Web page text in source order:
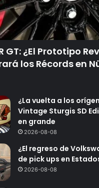
GT: ¿El Prototipo
los Récords en
¿La vuelta a los
Vintage Sturgis SD
en grande
2026-08-08
¿El regreso de
de pick ups en
2026-08-08